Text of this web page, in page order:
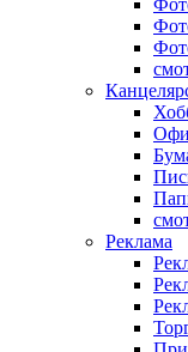
Реклама